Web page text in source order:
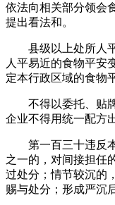
依法向相关部分领会
提出看法和。
县级以上处所人平
人平易近的食物平安
定本行政区域的食物
不得以委托、贴牌
企业不得用统一配方
第一百三十违反本
之一的，对间接担任
过处分；情节较沉的
赐与处分；形成严沉